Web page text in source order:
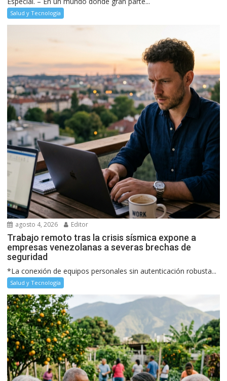
Salud y Tecnología
agosto 4, 2026 Editor
Trabajo remoto tras la crisis sísmica expone a
empresas venezolanas a severas brechas de
seguridad
*La conexión de equipos personales sin autenticación robusta...
Salud y Tecnología